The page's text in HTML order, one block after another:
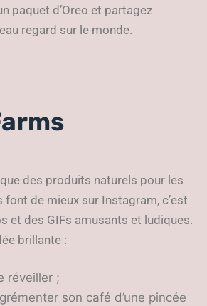
paquet d’Oreo et partagez
regard sur le monde.
des produits naturels pour les
font de mieux sur Instagram, c’est
et des GIFs amusants et ludiques.
brillante :
réveiller ;
son café d’une pincée